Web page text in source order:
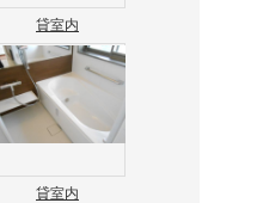
貸室内
貸室内